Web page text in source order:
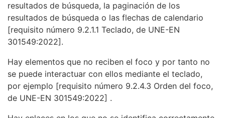
resultados de búsqueda, la paginación de los
resultados de búsqueda o las flechas de calendario
[requisito número 9.2.1.1 Teclado, de UNE-EN
301549:2022].
Hay elementos que no reciben el foco y por tanto no
se puede interactuar con ellos mediante el teclado,
por ejemplo [requisito número 9.2.4.3 Orden del foco,
de UNE-EN 301549:2022] .